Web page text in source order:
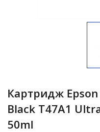
Картридж
Black T47A1
50ml